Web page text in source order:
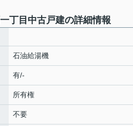
丁目中古戸建の詳細情報
石油給湯機
有/-
所有権
不要